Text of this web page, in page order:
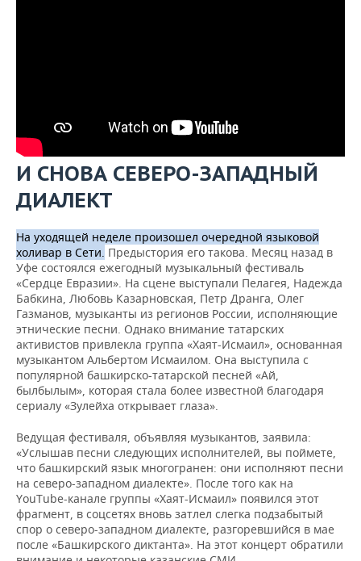
И СНОВА СЕВЕРО-ЗАПАДНЫЙ
ДИАЛЕКТ
На уходящей неделе произошел очередной языковой
холивар в Сети. Предыстория его такова. Месяц назад в
Уфе состоялся ежегодный музыкальный фестиваль
«Сердце Евразии». На сцене выступали Пелагея, Надежда
Бабкина, Любовь Казарновская, Петр Дранга, Олег
Газманов, музыканты из регионов России, исполняющие
этнические песни. Однако внимание татарских
активистов привлекла группа «Хаят-Исмаил», основанная
музыкантом Альбертом Исмаилом. Она выступила с
популярной башкирско-татарской песней «Ай,
былбылым», которая стала более известной благодаря
сериалу «Зулейха открывает глаза».
Ведущая фестиваля, объявляя музыкантов, заявила:
«Услышав песни следующих исполнителей, вы поймете,
что башкирский язык многогранен: они исполняют песни
на северо-западном диалекте». После того как на
YouTube-канале группы «Хаят-Исмаил» появился этот
фрагмент, в соцсетях вновь затлел слегка подзабытый
спор о северо-западном диалекте, разгоревшийся в мае
после «Башкирского диктанта». На этот концерт обратили